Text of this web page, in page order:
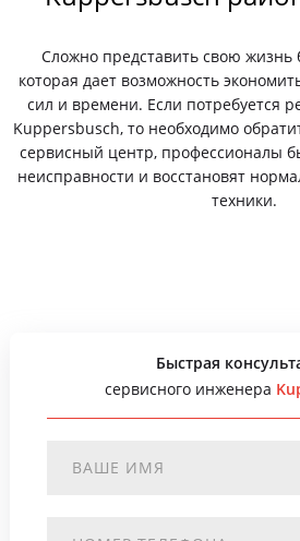
Сложно представить свою жизнь
которая дает возможность
сил и времени. Если потребуется
Kuppersbusch, то необходимо
сервисный центр, профессионалы
неисправности и восстановят
техники.
Быстрая
сервисного инженера